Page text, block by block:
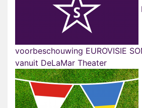
voorbeschouwing EUROVISIE
vanuit DeLaMar Theater